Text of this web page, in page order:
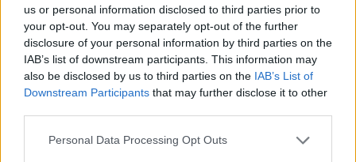
us or personal information disclosed to third parties prior to
your opt-out. You may separately opt-out of the further
disclosure of your personal information by third parties on the
IAB’s list of downstream participants. This information may
also be disclosed by us to third parties on the IAB’s List of
Downstream Participants that may further disclose it to other
Personal Data Processing Opt Outs